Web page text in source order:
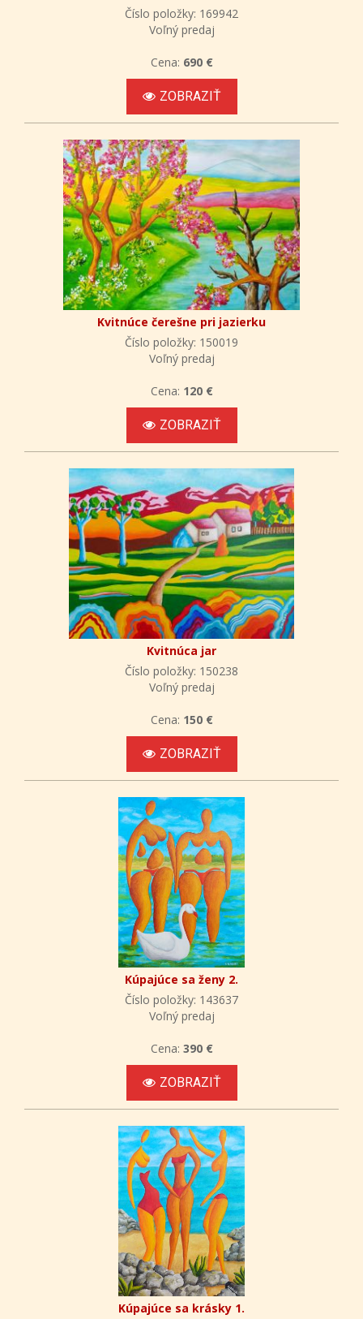
Číslo položky: 169942
Voľný predaj
Cena: 690 €
ZOBRAZIŤ
Kvitnúce čerešne pri jazierku
Číslo položky: 150019
Voľný predaj
Cena: 120 €
ZOBRAZIŤ
Kvitnúca jar
Číslo položky: 150238
Voľný predaj
Cena: 150 €
ZOBRAZIŤ
Kúpajúce sa ženy 2.
Číslo položky: 143637
Voľný predaj
Cena: 390 €
ZOBRAZIŤ
Kúpajúce sa krásky 1.